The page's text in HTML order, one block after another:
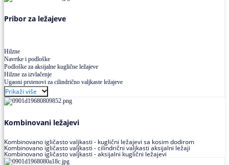
Pribor za ležajeve
Hilzne
Navrtke i podloške
Podloške za aksijalne kuglične ležajeve
Hilzne za izvlačenje
Ugaoni prstenovi za cilindrično valjkaste ležajeve
Prikaži više
Kombinovani ležajevi
Kombinovano igličasto valjkasti - kuglični ležajevi sa kosim dodirom
Kombinovano igličasto valjkasti - cilindrični valjkasti aksijalni ležaji
Kombinovano igličasto valjkasti - aksijalni kuglični ležajevi